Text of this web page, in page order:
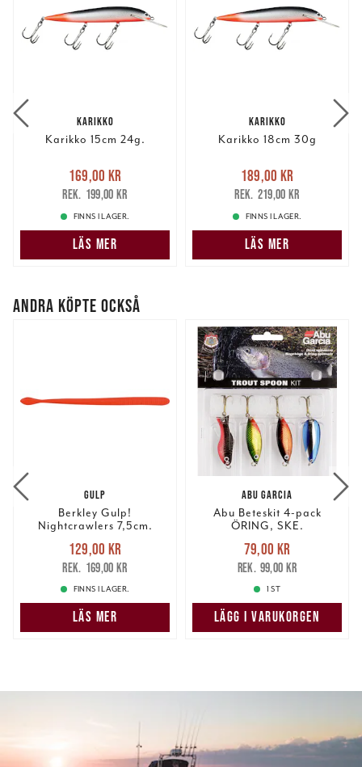
KARIKKO
Karikko 15cm 24g.
Nuvarande pris
169,00 krTidigare pris
199,00 kr
169,00 kr
199,00 kr
FINNS I LAGER.
LÄS MER
KARIKKO
Karikko 18cm 30g
Nuvarande pris
189,00 krTidigare pris
219,00 kr
189,00 kr
219,00 kr
FINNS I LAGER.
LÄS MER
ANDRA KÖPTE OCKSÅ
GULP
Berkley Gulp!
Nightcrawlers 7,5cm.
Nuvarande pris
129,00 krTidigare pris
169,00 kr
129,00 kr
169,00 kr
FINNS I LAGER.
LÄS MER
ABU GARCIA
Abu Beteskit 4-pack
ÖRING, SKE.
Nuvarande pris
79,00 krTidigare pris
99,00 kr
79,00 kr
99,00 kr
1 ST
LÄGG I VARUKORGEN